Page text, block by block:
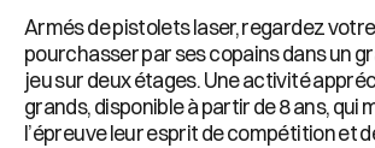
Armés de pistolets laser, regardez
pourchasser par ses copains dans un
jeu sur deux étages. Une activité
grands, disponible à partir de 8 ans, qui
l’épreuve leur esprit de compétition et